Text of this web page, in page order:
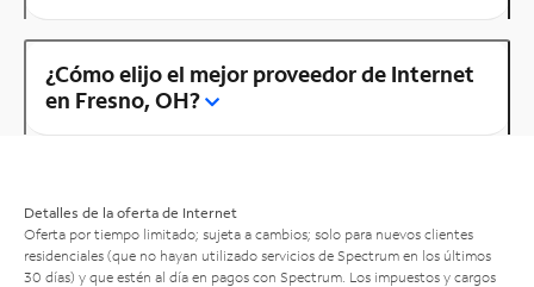
¿Cómo elijo el mejor proveedor de Internet
en Fresno, OH?
Detalles de la oferta de Internet
Oferta por tiempo limitado; sujeta a cambios; solo para nuevos clientes
residenciales (que no hayan utilizado servicios de Spectrum en los últimos
30 días) y que estén al día en pagos con Spectrum. Los impuestos y cargos